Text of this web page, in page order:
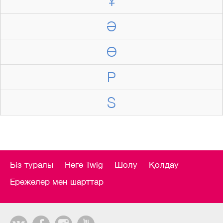
Ә
Ө
P
S
Біз туралы Неге Twig Шолу
Қолдау
Ережелер мен шарттар